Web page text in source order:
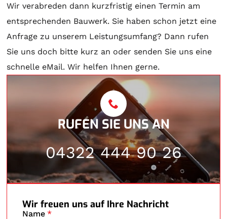
Wir verabreden dann kurzfristig einen Termin am
entsprechenden Bauwerk. Sie haben schon jetzt eine
Anfrage zu unserem Leistungsumfang? Dann rufen
Sie uns doch bitte kurz an oder senden Sie uns eine
schnelle eMail. Wir helfen Ihnen gerne.
RUFEN SIE UNS AN
04322 444 90 26
Wir freuen uns auf Ihre Nachricht
Name *